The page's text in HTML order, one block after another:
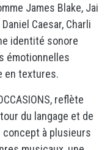
James Blake, Jai
Caesar, Charli
identité sonore
émotionnelles
en textures.
reflète
du langage et de
concept à plusieurs